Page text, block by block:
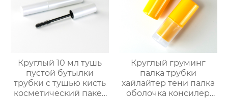
Круглый 10 мл тушь
пустой бутылки
трубки с тушью кисть
косметический пакет
Круглый груминг
палка трубки
хайлайтер тени палка
оболочка консилер